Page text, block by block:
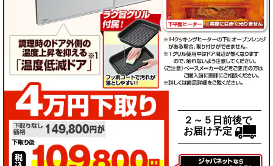
２～５日前後で
お届け予定